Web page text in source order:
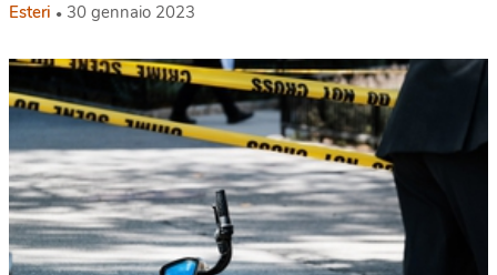
Esteri 30 gennaio 2023